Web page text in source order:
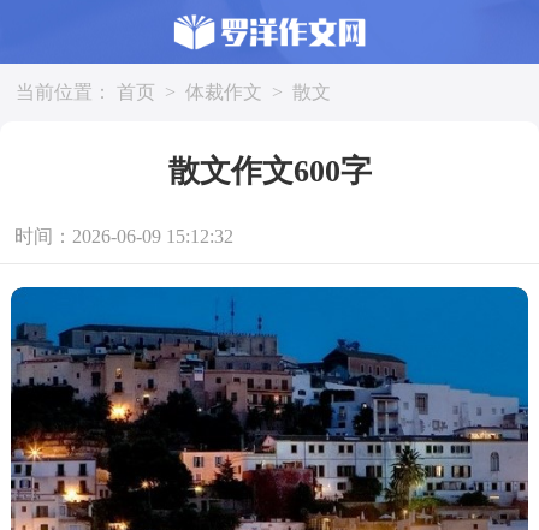
当前位置： 首页 > 体裁作文 > 散文
散文作文600字
时间：2026-06-09 15:12:32